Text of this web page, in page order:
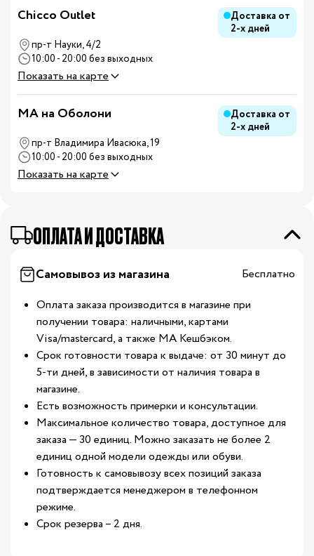
Chicco Outlet
Доставка от
2-х дней
пр-т Науки, 4/2
10:00 - 20:00 без выходных
Показать на карте
MA на Оболони
Доставка от
2-х дней
пр-т Владимира Ивасюка, 19
10:00 - 20:00 без выходных
Показать на карте
ОПЛАТА И ДОСТАВКА
Самовывоз из магазина
Бесплатно
Оплата заказа производится в магазине при
получении товара: наличными, картами
Visa/mastercard, а также МА Кешбэком.
Срок готовности товара к выдаче: от 30 минут до
5-ти дней, в зависимости от наличия товара в
магазине.
Есть возможность примерки и консультации.
Максимальное количество товара, доступное для
заказа — 30 единиц. Можно заказать не более 2
единиц одной модели одежды или обуви.
Готовность к самовывозу всех позиций заказа
подтверждается менеджером в телефонном
режиме.
Срок резерва – 2 дня.